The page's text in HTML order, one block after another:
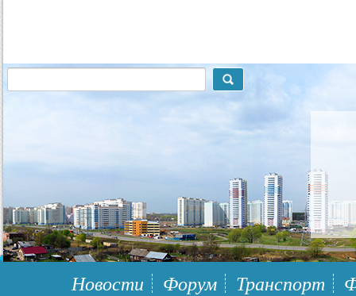
117148, г.Москва, ЮЗАО, муниципальный район Южное Бутово
Новости Форум Транспорт